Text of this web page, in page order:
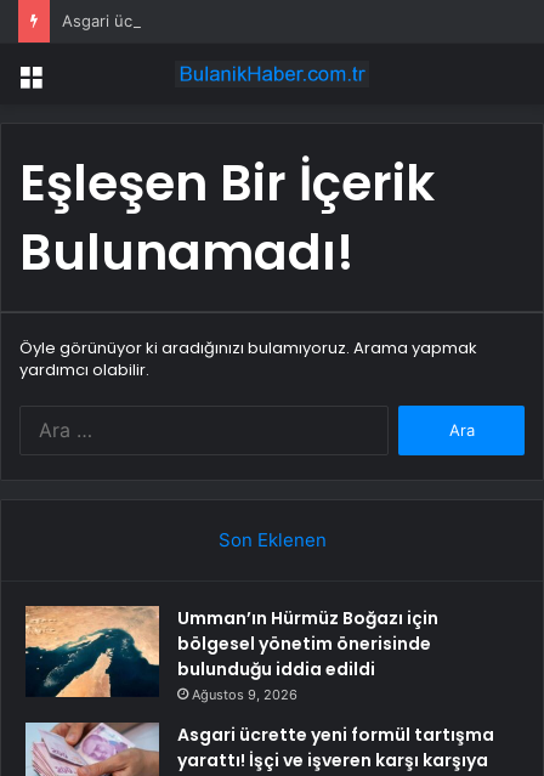
Menü
Eşleşen Bir İçerik
Bulunamadı!
Öyle görünüyor ki aradığınızı bulamıyoruz. Arama yapmak
yardımcı olabilir.
Son Eklenen
Umman’ın Hürmüz Boğazı için
bölgesel yönetim önerisinde
bulunduğu iddia edildi
Ağustos 9, 2026
Asgari ücrette yeni formül tartışma
yarattı! İşçi ve işveren karşı karşıya